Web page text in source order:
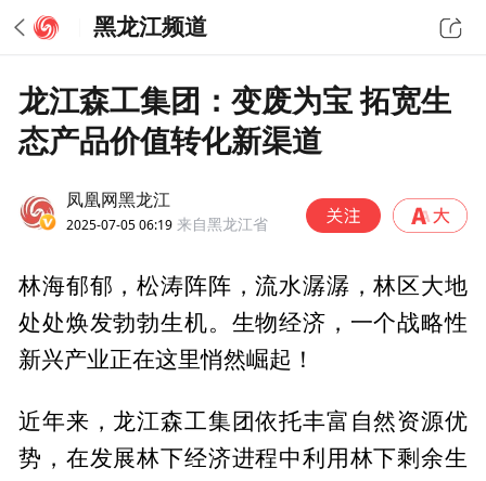
黑龙江频道
龙江森工集团：变废为宝 拓宽生
态产品价值转化新渠道
凤凰网黑龙江
2025-07-05 06:19 来自黑龙江省
林海郁郁，松涛阵阵，流水潺潺，林区大地
处处焕发勃勃生机。生物经济，一个战略性
新兴产业正在这里悄然崛起！
近年来，龙江森工集团依托丰富自然资源优
势，在发展林下经济进程中利用林下剩余生